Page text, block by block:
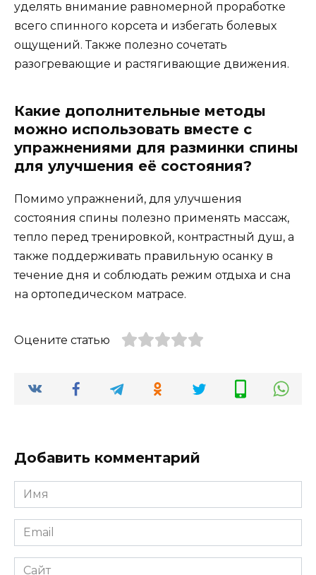
уделять внимание равномерной проработке
всего спинного корсета и избегать болевых
ощущений. Также полезно сочетать
разогревающие и растягивающие движения.
Какие дополнительные методы
можно использовать вместе с
упражнениями для разминки спины
для улучшения её состояния?
Помимо упражнений, для улучшения
состояния спины полезно применять массаж,
тепло перед тренировкой, контрастный душ, а
также поддерживать правильную осанку в
течение дня и соблюдать режим отдыха и сна
на ортопедическом матрасе.
Оцените статью
Добавить комментарий
Имя
Email
Сайт